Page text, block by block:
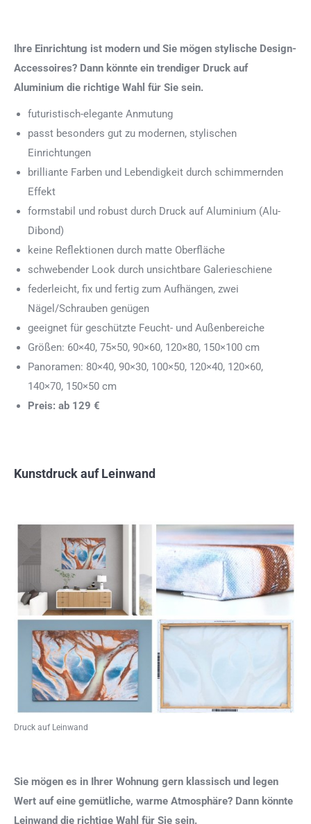
Ihre Einrichtung ist modern und Sie mögen stylische Design-
Accessoires? Dann könnte ein trendiger Druck auf
Aluminium die richtige Wahl für Sie sein.
futuristisch-elegante Anmutung
passt besonders gut zu modernen, stylischen
Einrichtungen
brilliante Farben und Lebendigkeit durch schimmernden
Effekt
formstabil und robust durch Druck auf Aluminium (Alu-
Dibond)
keine Reflektionen durch matte Oberfläche
schwebender Look durch unsichtbare Galerieschiene
federleicht, fix und fertig zum Aufhängen, zwei
Nägel/Schrauben genügen
geeignet für geschützte Feucht- und Außenbereiche
Größen: 60×40, 75×50, 90×60, 120×80, 150×100 cm
Panoramen: 80×40, 90×30, 100×50, 120×40, 120×60,
140×70, 150×50 cm
Preis: ab 129 €
Kunstdruck auf Leinwand
Druck auf Leinwand
Sie mögen es in Ihrer Wohnung gern klassisch und legen
Wert auf eine gemütliche, warme Atmosphäre? Dann könnte
Leinwand die richtige Wahl für Sie sein.